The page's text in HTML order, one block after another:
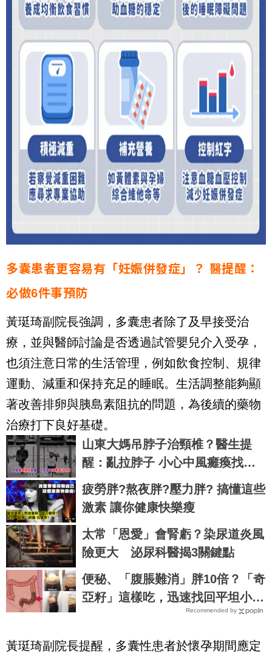
多囊患者更容易有「妊娠併發症」？ 醫提醒：
必做6件事預防
黃珽琦副院長強調，多囊患者除了及早接受治
療，並與醫師討論是否透過試管嬰兒介入受孕，
也須注意日常的生活管理，例如飲食控制、規律
運動、減重和保持充足的睡眠。生活調整能夠顯
著改善排卵與胰島素阻抗的問題，為後續的藥物
治療打下良好基礎。
山東大媽吊脖子治頸椎？醫生提
醒：亂拉脖子 小心中風癱瘓找上
你
疲勞胖?熬夜胖?壓力胖? 搞懂這些
激素 讓你健康快樂瘦
太常「恩愛」會腎虧？染尿道炎風
險更大 泌尿科醫揭3關鍵點
便秘、「腹脹難消」胖10倍？「奇
亞籽」這樣吃，迅速找回平坦小
腹！｜每日健康 HealthRecommended by
黃珽琦副院長提醒，多囊性患者於懷孕期間應定